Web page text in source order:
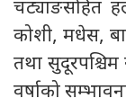
चट्याङसहित
कोशी, मधेस,
तथा
वर्षाको